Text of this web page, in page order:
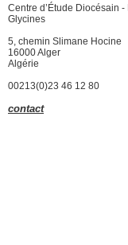
Centre d’Étude Diocésain -
Glycines
5, chemin Slimane Hocine
16000 Alger
Algérie
00213(0)23 46 12 80
contact